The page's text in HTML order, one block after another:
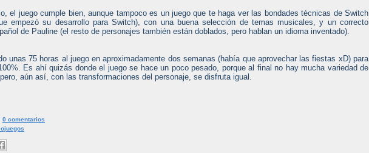
el juego cumple bien, aunque tampoco es un juego que te haga ver las bondades técnicas de Switch
empezó su desarrollo para Switch), con una buena selección de temas musicales, y un correcto
de Pauline (el resto de personajes también están doblados, pero hablan un idioma inventado).
unas 75 horas al juego en aproximadamente dos semanas (había que aprovechar las fiestas xD) para
Es ahí quizás donde el juego se hace un poco pesado, porque al final no hay mucha variedad de
aún así, con las transformaciones del personaje, se disfruta igual.
0 comentarios